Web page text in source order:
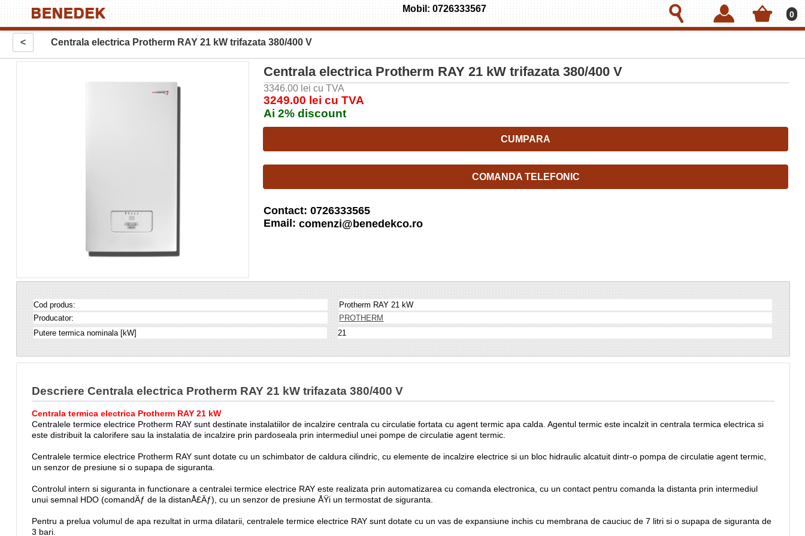
Mobil: 0726333567
0
< Centrala electrica Protherm RAY 21 kW trifazata 380/400 V
Centrala electrica Protherm RAY 21 kW trifazata 380/400 V
3346.00 lei cu TVA
3249.00 lei cu TVA
Ai 2% discount
CUMPARA
COMANDA TELEFONIC
Contact: 0726333565
Email: comenzi@benedekco.ro
Cod produs:
Protherm RAY 21 kW
Producator:
PROTHERM
Putere termica nominala [kW]
21
Descriere Centrala electrica Protherm RAY 21 kW trifazata 380/400 V
Centrala termica electrica Protherm RAY 21 kW
Centralele termice electrice Protherm RAY sunt destinate instalatiilor de incalzire centrala cu circulatie fortata cu agent termic apa calda. Agentul termic este incalzit in centrala termica electrica si
este distribuit la calorifere sau la instalatia de incalzire prin pardoseala prin intermediul unei pompe de circulatie agent termic.
Centralele termice electrice Protherm RAY sunt dotate cu un schimbator de caldura cilindric, cu elemente de incalzire electrice si un bloc hidraulic alcatuit dintr-o pompa de circulatie agent termic,
un senzor de presiune si o supapa de siguranta.
Controlul intern si siguranta in functionare a centralei termice electrice RAY este realizata prin automatizarea cu comanda electronica, cu un contact pentru comanda la distanta prin intermediul
unui semnal HDO (comandÄƒ de la distanÅ£Äƒ), cu un senzor de presiune ÅŸi un termostat de siguranta.
Pentru a prelua volumul de apa rezultat in urma dilatarii, centralele termice electrice RAY sunt dotate cu un vas de expansiune inchis cu membrana de cauciuc de 7 litri si o supapa de siguranta de
3 bari.